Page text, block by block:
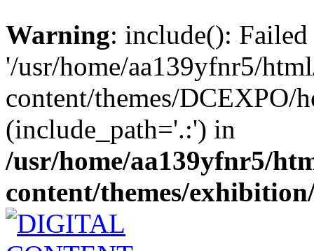
Warning: include():
'/usr/home/aa139yfnr5/
content/themes/DCEXPO/
(include_path='.:') in
/usr/home/aa139yfnr5/
content/themes/